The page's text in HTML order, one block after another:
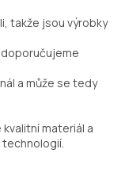
takže jsou výrobky
a může se tedy
materiál a